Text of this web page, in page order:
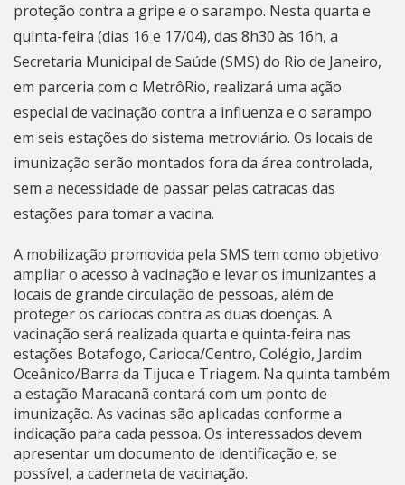
proteção contra a gripe e o sarampo. Nesta quarta e
quinta-feira (dias 16 e 17/04), das 8h30 às 16h, a
Secretaria Municipal de Saúde (SMS) do Rio de Janeiro,
em parceria com o MetrôRio, realizará uma ação
especial de vacinação contra a influenza e o sarampo
em seis estações do sistema metroviário. Os locais de
imunização serão montados fora da área controlada,
sem a necessidade de passar pelas catracas das
estações para tomar a vacina.
A mobilização promovida pela SMS tem como objetivo
ampliar o acesso à vacinação e levar os imunizantes a
locais de grande circulação de pessoas, além de
proteger os cariocas contra as duas doenças. A
vacinação será realizada quarta e quinta-feira nas
estações Botafogo, Carioca/Centro, Colégio, Jardim
Oceânico/Barra da Tijuca e Triagem. Na quinta também
a estação Maracanã contará com um ponto de
imunização. As vacinas são aplicadas conforme a
indicação para cada pessoa. Os interessados devem
apresentar um documento de identificação e, se
possível, a caderneta de vacinação.